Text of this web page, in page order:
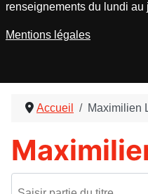
Accueil Maximilien
renseignements du lundi au
Mentions légales